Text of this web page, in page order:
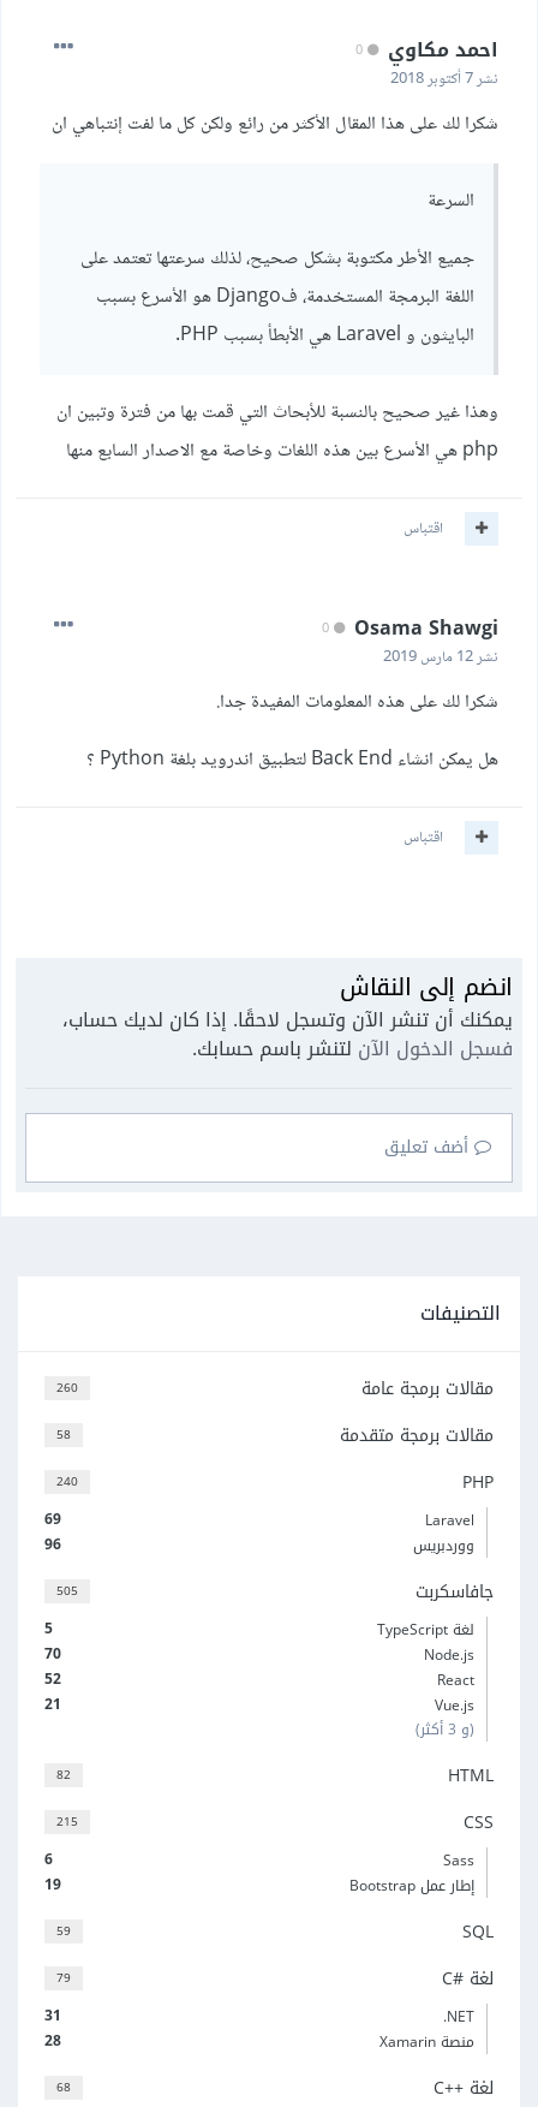
احمد مكاوي
نشر7 أكتوبر 2018
شكرا لك على هذا المقال الأكثر من رائع ولكن كل ما لفت إنتباهي ان
السرعة
جميع الأطر مكتوبة بشكل صحيح، لذلك سرعتها تعتمد على
اللغة البرمجة المستخدمة، فDjango هو الأسرع بسبب
البايثون و Laravel هي الأبطأ بسبب PHP.
وهذا غير صحيح بالنسبة للأبحاث التي قمت بها من فترة وتبين ان
php هي الأسرع بين هذه اللغات وخاصة مع الاصدار السابع منها
اقتباس
Osama Shawgi
نشر12 مارس 2019
شكرا لك على هذه المعلومات المفيدة جدا.
هل يمكن انشاء Back End لتطبيق اندرويد بلغة Python ؟
اقتباس
انضم إلى النقاش
يمكنك أن تنشر الآن وتسجل لاحقًا. إذا كان لديك حساب،
فسجل الدخول الآن لتنشر باسم حسابك.
أضف تعليق
التصنيفات
260 مقالات برمجة عامة
58 مقالات برمجة متقدمة
240 PHP
69
Laravel
96
ووردبريس
505 جافاسكربت
5
لغة TypeScript
70
Node.js
52
React
21
Vue.js
(و 3 أكثر)
82 HTML
215 CSS
6
Sass
19
إطار عمل Bootstrap
59 SQL
79 لغة C#‎
31
‎.NET
28
منصة Xamarin
68 لغة C++‎